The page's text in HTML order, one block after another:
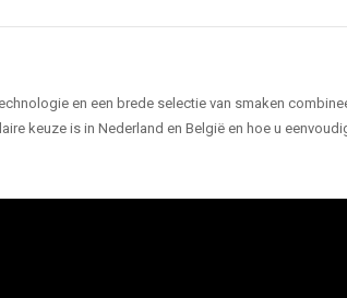
en een brede selectie van smaken
keuze is in Nederland en België en hoe u